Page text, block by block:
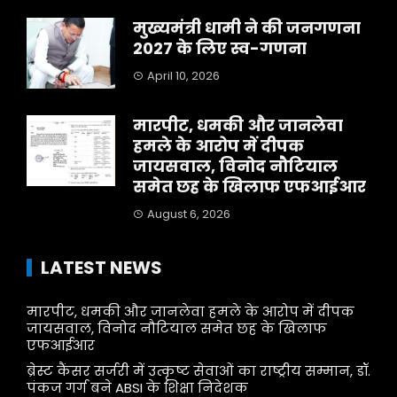
मुख्यमंत्री धामी ने की जनगणना
2027 के लिए स्व-गणना
April 10, 2026
मारपीट, धमकी और जानलेवा
हमले के आरोप में दीपक
जायसवाल, विनोद नौटियाल
समेत छह के खिलाफ एफआईआर
August 6, 2026
LATEST NEWS
मारपीट, धमकी और जानलेवा हमले के आरोप में दीपक
जायसवाल, विनोद नौटियाल समेत छह के खिलाफ
एफआईआर
ब्रेस्ट कैंसर सर्जरी में उत्कृष्ट सेवाओं का राष्ट्रीय सम्मान, डॉ.
पंकज गर्ग बने ABSI के शिक्षा निदेशक